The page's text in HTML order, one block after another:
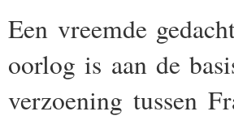
Een vreemde
oorlog is aan de
verzoening tussen